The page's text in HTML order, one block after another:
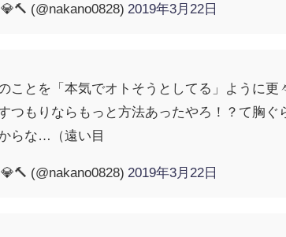
(@nakano0828) 2019年3月22日
ことを「本気でオトそうとしてる」ように
つもりならもっと方法あったやろ！？て胸
らな…（遠い目
(@nakano0828) 2019年3月22日